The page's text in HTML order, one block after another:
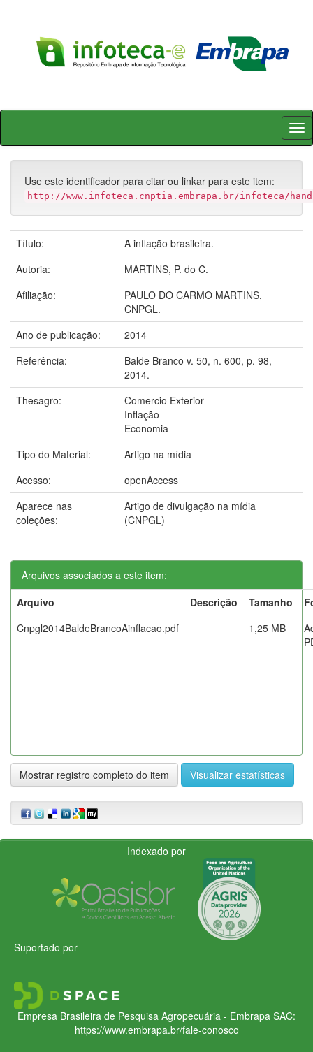
Skip
Use este identificador para citar ou linkar para este item:
http://www.infoteca.cnptia.embrapa.br/infoteca/
Título:
A inflação brasileira.
Autoria:
MARTINS, P. do C.
Afiliação:
PAULO DO CARMO MARTINS,
CNPGL.
Ano de publicação:
2014
Referência:
Balde Branco v. 50, n. 600, p. 98,
2014.
Thesagro:
Comercio Exterior
Inflação
Economia
Tipo do Material:
Artigo na mídia
Acesso:
openAccess
Aparece nas
coleções:
Artigo de divulgação na mídia
(CNPGL)
Arquivos associados a este item:
Arquivo
Descrição Tamanho
Cnpgl2014BaldeBrancoAinflacao.pdf
1,25 MB
Mostrar registro completo do item Visualizar estatísticas
Indexado por
Suportado por
Empresa Brasileira de Pesquisa Agropecuária - Embrapa SAC:
https://www.embrapa.br/fale-conosco